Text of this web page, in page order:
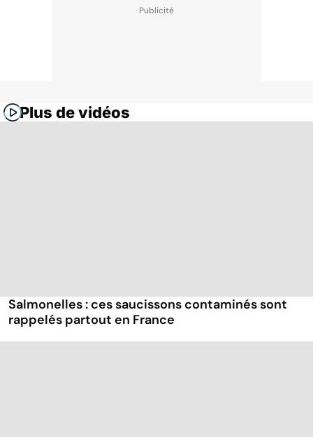
Plus de vidéos
Salmonelles : ces saucissons contaminés sont
rappelés partout en France